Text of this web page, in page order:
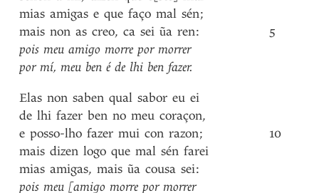
mias amigas e que faço mal sén;
mais non as creo, ca sei ũa ren:
pois meu amigo morre por morrer
por mí, meu ben é de lhi ben fazer.
Elas non saben qual sabor eu ei
de lhi fazer ben no meu coraçon,
e posso-lho fazer mui con razon;
mais dizen logo que mal sén farei
mias amigas, mais ũa cousa sei:
pois meu [amigo morre por morrer
5
10